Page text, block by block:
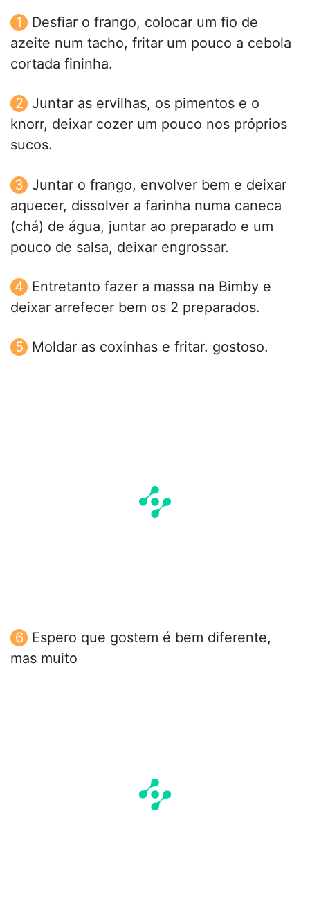
Desfiar o frango, colocar um fio de
azeite num tacho, fritar um pouco a cebola
cortada fininha.
Juntar as ervilhas, os pimentos e o
knorr, deixar cozer um pouco nos próprios
sucos.
Juntar o frango, envolver bem e deixar
aquecer, dissolver a farinha numa caneca
(chá) de água, juntar ao preparado e um
pouco de salsa, deixar engrossar.
Entretanto fazer a massa na Bimby e
deixar arrefecer bem os 2 preparados.
Moldar as coxinhas e fritar. gostoso.
Espero que gostem é bem diferente,
mas muito